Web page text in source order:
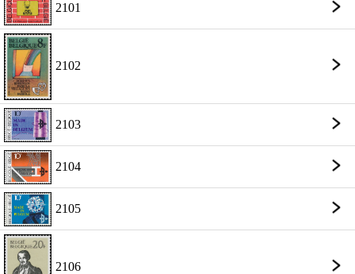
2101
2102
2103
2104
2105
2106